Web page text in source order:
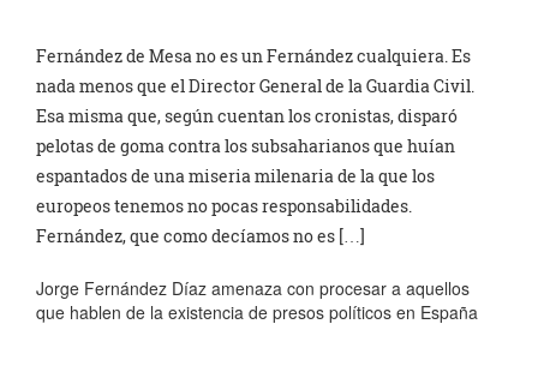
Fernández de Mesa no es un Fernández cualquiera. Es
nada menos que el Director General de la Guardia Civil.
Esa misma que, según cuentan los cronistas, disparó
pelotas de goma contra los subsaharianos que huían
espantados de una miseria milenaria de la que los
europeos tenemos no pocas responsabilidades.
Fernández, que como decíamos no es […]
Jorge Fernández Díaz amenaza con procesar a aquellos
que hablen de la existencia de presos políticos en España